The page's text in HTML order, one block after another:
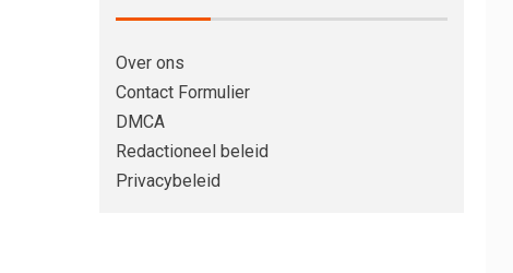
Over ons
Contact Formulier
DMCA
Redactioneel beleid
Privacybeleid